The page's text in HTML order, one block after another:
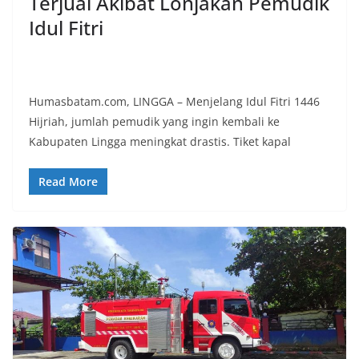
Idul Fitri
Humasbatam.com, LINGGA – Menjelang Idul Fitri 1446
Hijriah, jumlah pemudik yang ingin kembali ke
Kabupaten Lingga meningkat drastis. Tiket kapal
Read More